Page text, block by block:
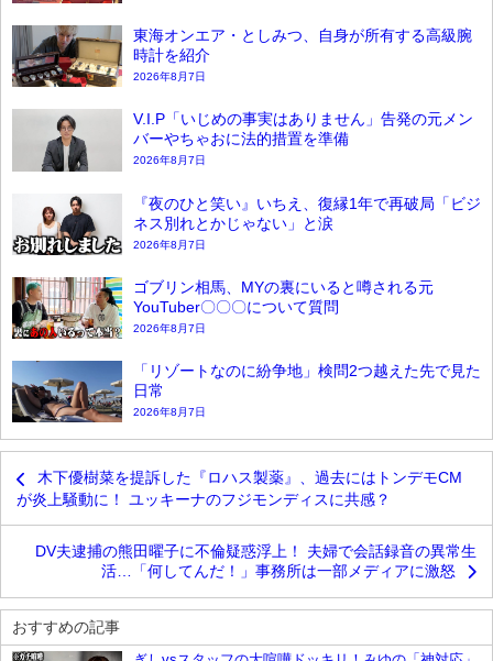
東海オンエア・としみつ、自身が所有する高級腕
時計を紹介
2026年8月7日
V.I.P「いじめの事実はありません」告発の元メン
バーやちゃおに法的措置を準備
2026年8月7日
『夜のひと笑い』いちえ、復縁1年で再破局「ビジ
ネス別れとかじゃない」と涙
2026年8月7日
ゴブリン相馬、MYの裏にいると噂される元
YouTuber〇〇〇について質問
2026年8月7日
「リゾートなのに紛争地」検問2つ越えた先で見た
日常
2026年8月7日
木下優樹菜を提訴した『ロハス製薬』、過去にはトンデモCM
が炎上騒動に！ ユッキーナのフジモンディスに共感？
DV夫逮捕の熊田曜子に不倫疑惑浮上！ 夫婦で会話録音の異常生
活…「何してんだ！」事務所は一部メディアに激怒
おすすめの記事